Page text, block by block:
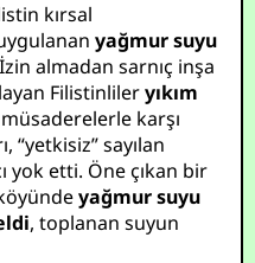
kırsal
yağmur suyu
İzin almadan sarnıç inşa
Filistinlileryıkım
karşı
“yetkisiz” sayılan
yok etti. Öne çıkan bir
yağmur suyu
, toplanan suyun